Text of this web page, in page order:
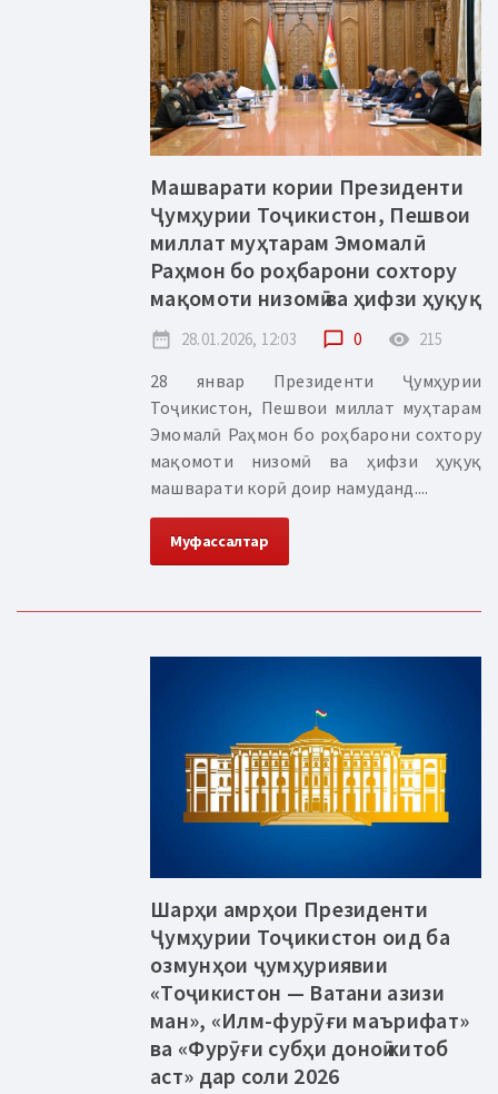
Машварати кории Президенти
Ҷумҳурии Тоҷикистон, Пешвои
миллат муҳтарам Эмомалӣ
Раҳмон бо роҳбарони сохтору
мақомоти низомӣ ва ҳифзи ҳуқуқ
date_range 28.01.2026, 12:03 chat_bubble_outline 0 remove_red_eye 215
28 январ Президенти Ҷумҳурии
Тоҷикистон, Пешвои миллат муҳтарам
Эмомалӣ Раҳмон бо роҳбарони сохтору
мақомоти низомӣ ва ҳифзи ҳуқуқ
машварати корӣ доир намуданд....
Муфассалтар
Шарҳи амрҳои Президенти
Ҷумҳурии Тоҷикистон оид ба
озмунҳои ҷумҳуриявии
«Тоҷикистон — Ватани азизи
ман», «Илм-фурӯғи маърифат»
ва «Фурӯғи субҳи доноӣ китоб
аст» дар соли 2026